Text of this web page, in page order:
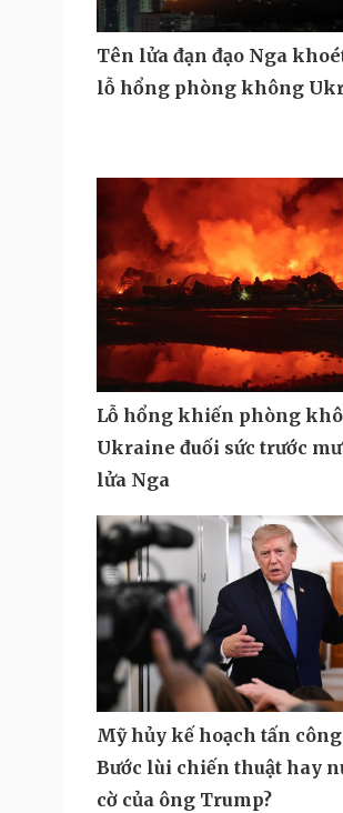
Tên lửa đạn đạo Nga
lỗ hổng phòng không
Lỗ hổng khiến phòng
Ukraine đuối sức trước
lửa Nga
Mỹ hủy kế hoạch tấn
Bước lùi chiến thuật hay
cờ của ông Trump?